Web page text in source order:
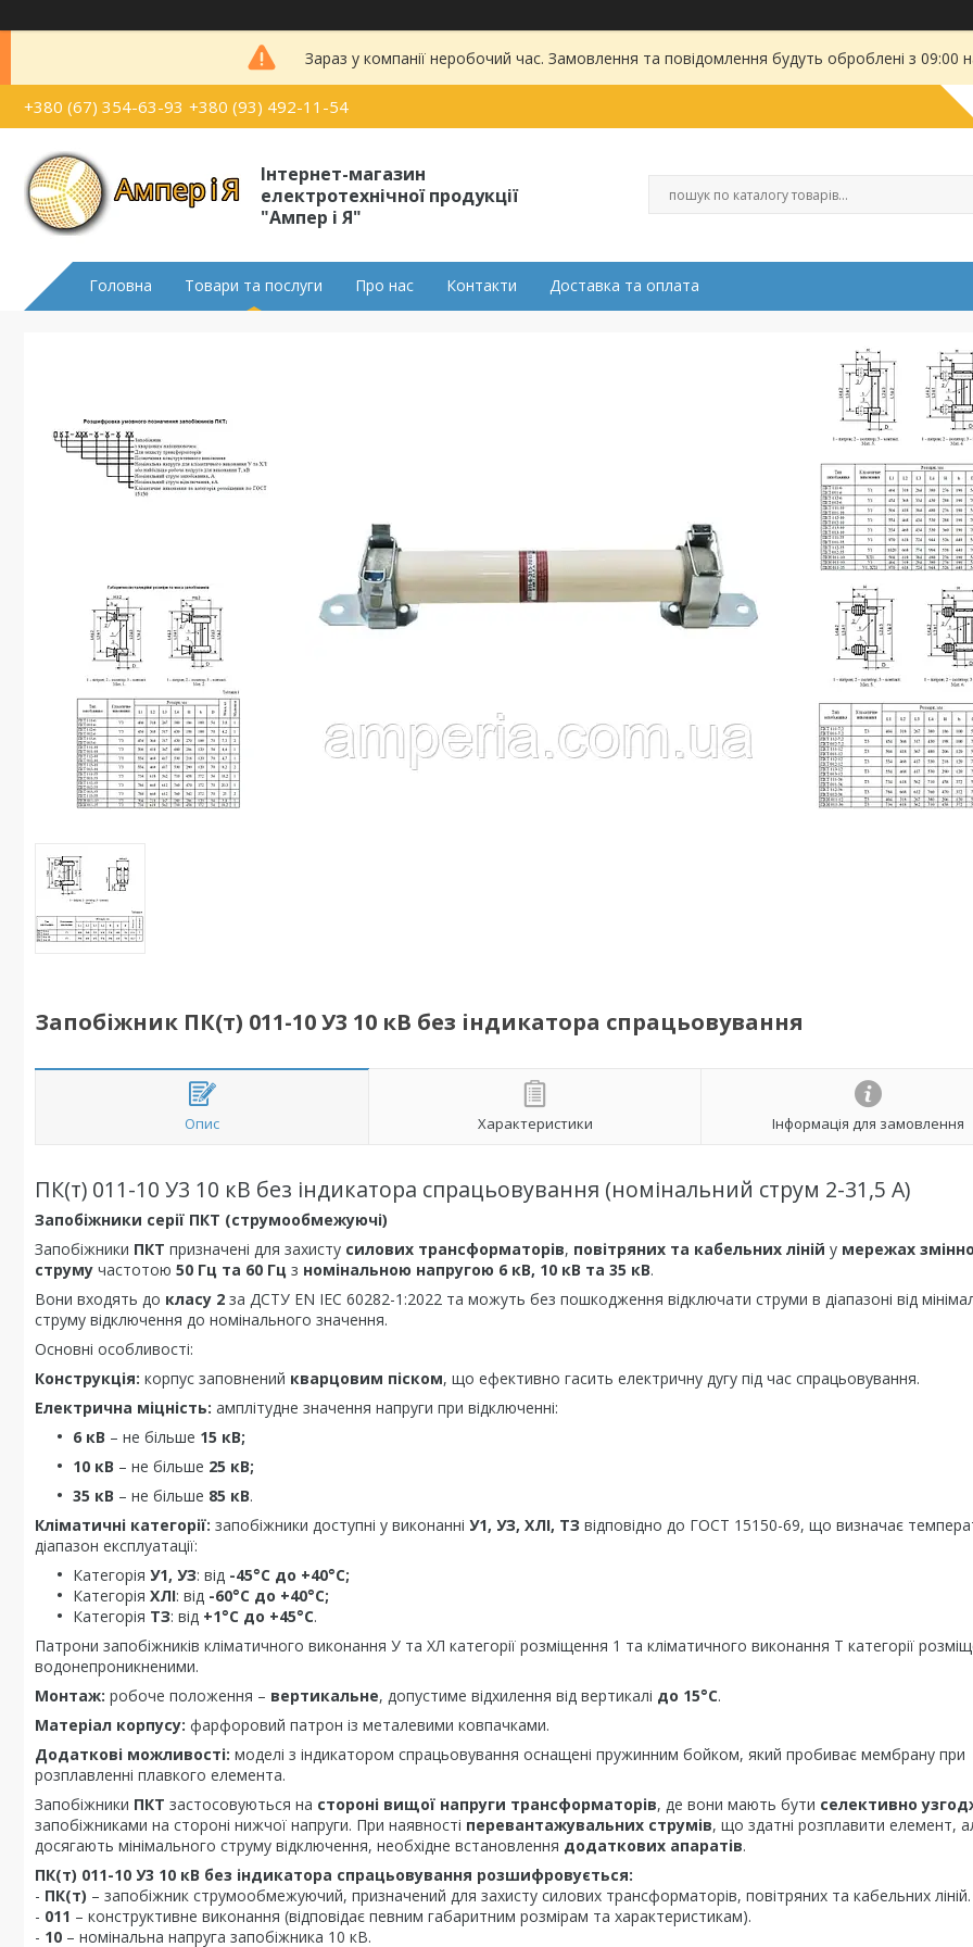
Зараз у компанії неробочий час. Замовлення та повідомлення будуть оброблені з
+380 (67) 354-63-93 +380 (93) 492-11-54
Інтернет-магазин
електротехнічної продукції
"Ампер і Я"
Головна Товари та послуги Про нас Контакти Доставка та оплата
Запобіжник ПК(т) 011-10 У3 10 кВ без індикатора спрацьовування
Опис Характеристики Інформація для замовлення
ПК(т) 011-10 У3 10 кВ без індикатора спрацьовування (номінальний струм 2-31,5 А)
Запобіжники серії ПКТ (струмообмежуючі)
Запобіжники ПКТ призначені для захисту силових трансформаторів, повітряних та кабельних ліній у мережах
струму частотою 50 Гц та 60 Гц з номінальною напругою 6 кВ, 10 кВ та 35 кВ.
Вони входять до класу 2 за ДСТУ EN IEC 60282-1:2022 та можуть без пошкодження відключати струми в діапазоні від
струму відключення до номінального значення.
Основні особливості:
Конструкція: корпус заповнений кварцовим піском, що ефективно гасить електричну дугу під час спрацьовування.
Електрична міцність: амплітудне значення напруги при відключенні:
6 кВ – не більше 15 кВ;
10 кВ – не більше 25 кВ;
35 кВ – не більше 85 кВ.
Кліматичні категорії: запобіжники доступні у виконанні У1, УЗ, ХЛІ, ТЗ відповідно до ГОСТ 15150-69, що визначає
діапазон експлуатації:
Категорія У1, УЗ: від -45°С до +40°С;
Категорія ХЛІ: від -60°С до +40°С;
Категорія ТЗ: від +1°С до +45°С.
Патрони запобіжників кліматичного виконання У та ХЛ категорії розміщення 1 та кліматичного виконання Т категорії
водонепроникненими.
Монтаж: робоче положення – вертикальне, допустиме відхилення від вертикалі до 15°С.
Матеріал корпусу: фарфоровий патрон із металевими ковпачками.
Додаткові можливості: моделі з індикатором спрацьовування оснащені пружинним бойком, який пробиває мембрану при
розплавленні плавкого елемента.
Запобіжники ПКТ застосовуються на стороні вищої напруги трансформаторів, де вони мають бути селективно
запобіжниками на стороні нижчої напруги. При наявності перевантажувальних струмів, що здатні розплавити елемент,
досягають мінімального струму відключення, необхідне встановлення додаткових апаратів.
ПК(т) 011-10 У3 10 кВ без індикатора спрацьовування розшифровується:
- ПК(т) – запобіжник струмообмежуючий, призначений для захисту силових трансформаторів, повітряних та кабельних ліній.
- 011 – конструктивне виконання (відповідає певним габаритним розмірам та характеристикам).
- 10 – номінальна напруга запобіжника 10 кВ.